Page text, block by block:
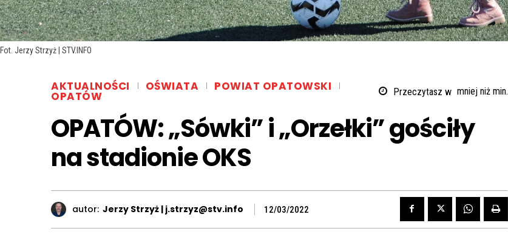
Fot. Jerzy Strzyż | STV.INFO
AKTUALNOŚCI OŚWIATA POWIAT OPATOWSKI
OPATÓW Przeczytasz w mniej niżmin.
OPATÓW: „Sówki” i „Orzełki” gościły
na stadionie OKS
autor: Jerzy Strzyż | j.strzyz@stv.info 12/03/2022